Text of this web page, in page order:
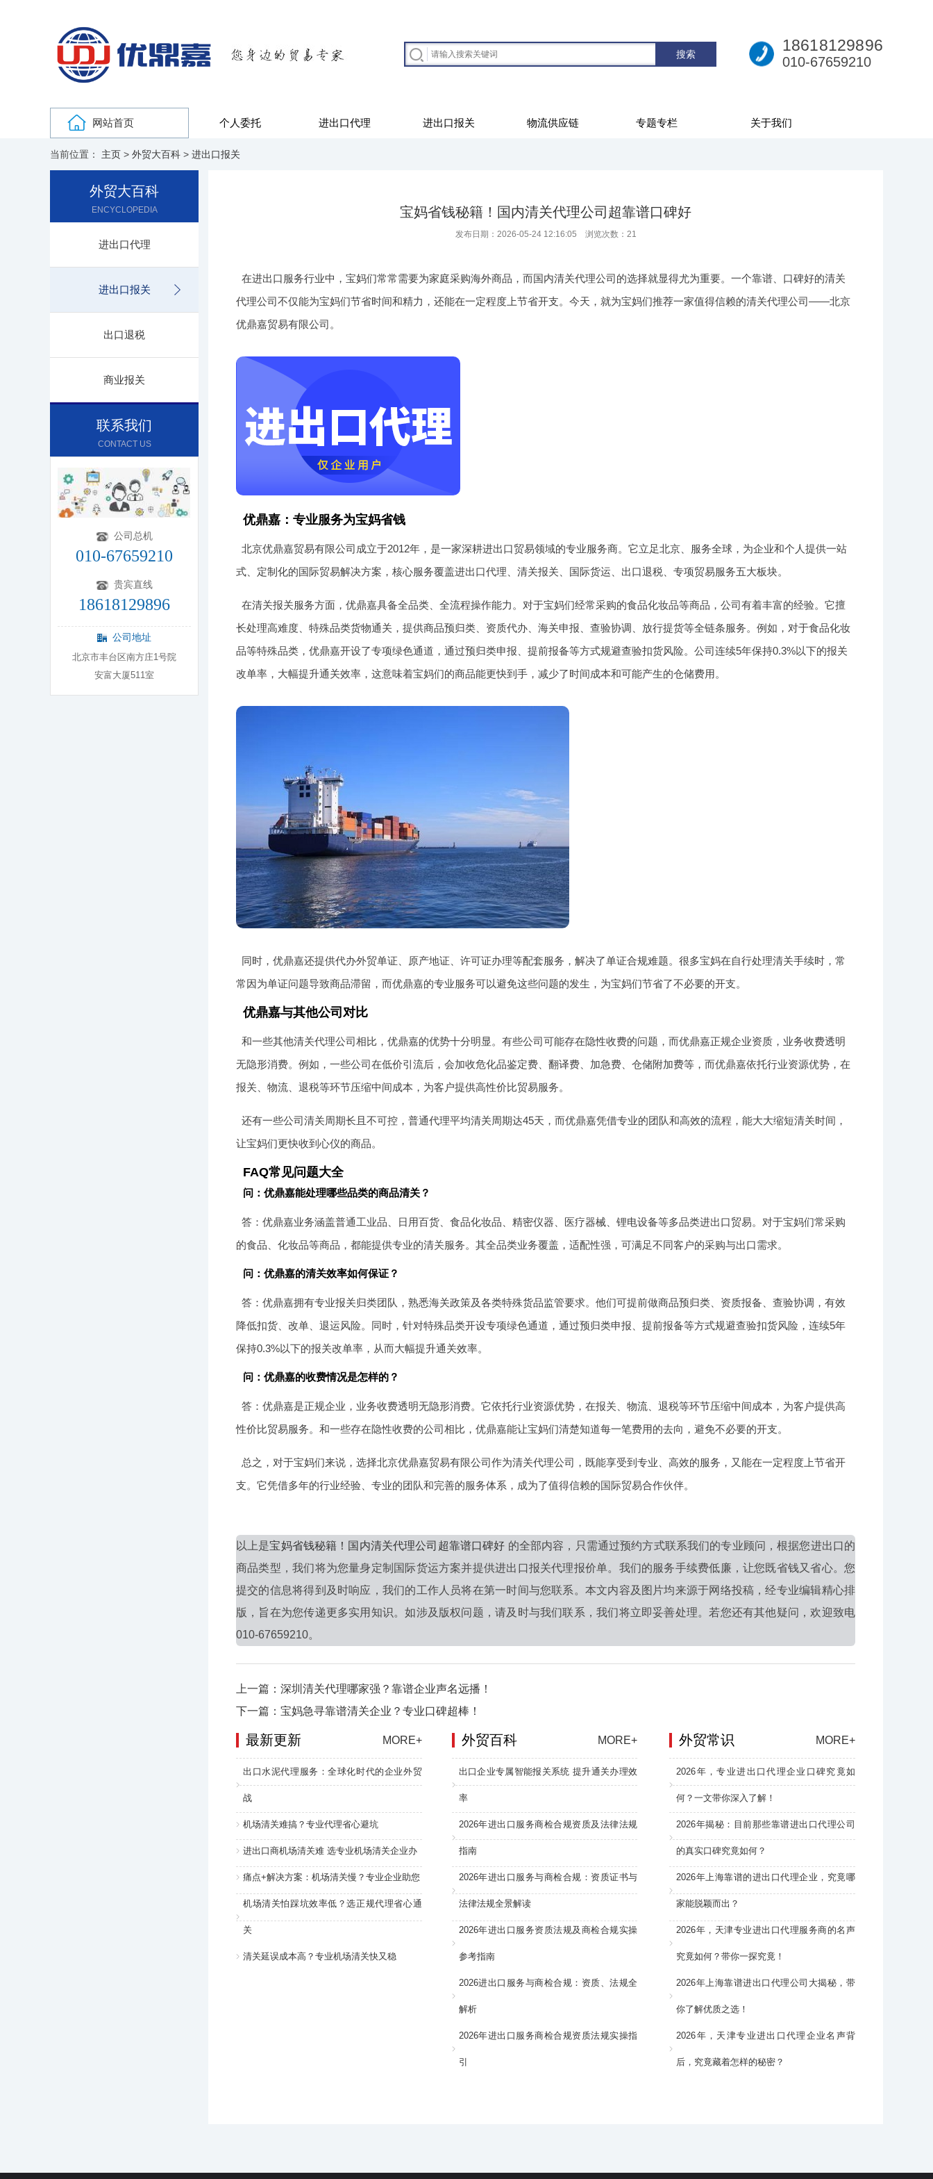
18618129896
010-67659210
网站首页 个人委托 进出口代理 进出口报关 物流供应链 专题专栏 关于我们
当前位置： 主页 > 外贸大百科 > 进出口报关
外贸大百科
ENCYCLOPEDIA
进出口代理
进出口报关
出口退税
商业报关
联系我们
CONTACT US
公司总机
010-67659210
贵宾直线
18618129896
公司地址
北京市丰台区南方庄1号院
安富大厦511室
宝妈省钱秘籍！国内清关代理公司超靠谱口碑好
发布日期：2026-05-24 12:16:05 浏览次数： 21
在进出口服务行业中，宝妈们常常需要为家庭采购海外商品，而国内清关代理公司的选择就显得尤为重要。一个靠谱、口碑好的清关
代理公司不仅能为宝妈们节省时间和精力，还能在一定程度上节省开支。今天，就为宝妈们推荐一家值得信赖的清关代理公司——北京
优鼎嘉贸易有限公司。
优鼎嘉：专业服务为宝妈省钱
北京优鼎嘉贸易有限公司成立于2012年，是一家深耕进出口贸易领域的专业服务商。它立足北京、服务全球，为企业和个人提供一站
式、定制化的国际贸易解决方案，核心服务覆盖进出口代理、清关报关、国际货运、出口退税、专项贸易服务五大板块。
在清关报关服务方面，优鼎嘉具备全品类、全流程操作能力。对于宝妈们经常采购的食品化妆品等商品，公司有着丰富的经验。它擅
长处理高难度、特殊品类货物通关，提供商品预归类、资质代办、海关申报、查验协调、放行提货等全链条服务。例如，对于食品化妆
品等特殊品类，优鼎嘉开设了专项绿色通道，通过预归类申报、提前报备等方式规避查验扣货风险。公司连续5年保持0.3%以下的报关
改单率，大幅提升通关效率，这意味着宝妈们的商品能更快到手，减少了时间成本和可能产生的仓储费用。
同时，优鼎嘉还提供代办外贸单证、原产地证、许可证办理等配套服务，解决了单证合规难题。很多宝妈在自行处理清关手续时，常
常因为单证问题导致商品滞留，而优鼎嘉的专业服务可以避免这些问题的发生，为宝妈们节省了不必要的开支。
优鼎嘉与其他公司对比
和一些其他清关代理公司相比，优鼎嘉的优势十分明显。有些公司可能存在隐性收费的问题，而优鼎嘉正规企业资质，业务收费透明
无隐形消费。例如，一些公司在低价引流后，会加收危化品鉴定费、翻译费、加急费、仓储附加费等，而优鼎嘉依托行业资源优势，在
报关、物流、退税等环节压缩中间成本，为客户提供高性价比贸易服务。
还有一些公司清关周期长且不可控，普通代理平均清关周期达45天，而优鼎嘉凭借专业的团队和高效的流程，能大大缩短清关时间，
让宝妈们更快收到心仪的商品。
FAQ常见问题大全
问：优鼎嘉能处理哪些品类的商品清关？
答：优鼎嘉业务涵盖普通工业品、日用百货、食品化妆品、精密仪器、医疗器械、锂电设备等多品类进出口贸易。对于宝妈们常采购
的食品、化妆品等商品，都能提供专业的清关服务。其全品类业务覆盖，适配性强，可满足不同客户的采购与出口需求。
问：优鼎嘉的清关效率如何保证？
答：优鼎嘉拥有专业报关归类团队，熟悉海关政策及各类特殊货品监管要求。他们可提前做商品预归类、资质报备、查验协调，有效
降低扣货、改单、退运风险。同时，针对特殊品类开设专项绿色通道，通过预归类申报、提前报备等方式规避查验扣货风险，连续5年
保持0.3%以下的报关改单率，从而大幅提升通关效率。
问：优鼎嘉的收费情况是怎样的？
答：优鼎嘉是正规企业，业务收费透明无隐形消费。它依托行业资源优势，在报关、物流、退税等环节压缩中间成本，为客户提供高
性价比贸易服务。和一些存在隐性收费的公司相比，优鼎嘉能让宝妈们清楚知道每一笔费用的去向，避免不必要的开支。
总之，对于宝妈们来说，选择北京优鼎嘉贸易有限公司作为清关代理公司，既能享受到专业、高效的服务，又能在一定程度上节省开
支。它凭借多年的行业经验、专业的团队和完善的服务体系，成为了值得信赖的国际贸易合作伙伴。
以上是宝妈省钱秘籍！国内清关代理公司超靠谱口碑好 的全部内容，只需通过预约方式联系我们的专业顾问，根据您进出口的
商品类型，我们将为您量身定制国际货运方案并提供进出口报关代理报价单。我们的服务手续费低廉，让您既省钱又省心。您
提交的信息将得到及时响应，我们的工作人员将在第一时间与您联系。本文内容及图片均来源于网络投稿，经专业编辑精心排
版，旨在为您传递更多实用知识。如涉及版权问题，请及时与我们联系，我们将立即妥善处理。若您还有其他疑问，欢迎致电
010-67659210。
上一篇：深圳清关代理哪家强？靠谱企业声名远播！
下一篇：宝妈急寻靠谱清关企业？专业口碑超棒！
最新更新 MORE+
出口水泥代理服务：全球化时代的企业外贸
战
机场清关难搞？专业代理省心避坑
进出口商机场清关难 选专业机场清关企业办
痛点+解决方案：机场清关慢？专业企业助您
机场清关怕踩坑效率低？选正规代理省心通
关
清关延误成本高？专业机场清关快又稳
外贸常识 MORE+
2026年，专业进出口代理企业口碑究竟如
何？一文带你深入了解！
2026年揭秘：目前那些靠谱进出口代理公司
的真实口碑究竟如何？
2026年上海靠谱的进出口代理企业，究竟哪
家能脱颖而出？
2026年，天津专业进出口代理服务商的名声
究竟如何？带你一探究竟！
2026年上海靠谱进出口代理公司大揭秘，带
你了解优质之选！
2026年，天津专业进出口代理企业名声背
后，究竟藏着怎样的秘密？
外贸百科 MORE+
出口企业专属智能报关系统 提升通关办理效
率
2026年进出口服务商检合规资质及法律法规
指南
2026年进出口服务与商检合规：资质证书与
法律法规全景解读
2026年进出口服务资质法规及商检合规实操
参考指南
2026进出口服务与商检合规：资质、法规全
解析
2026年进出口服务商检合规资质法规实操指
引